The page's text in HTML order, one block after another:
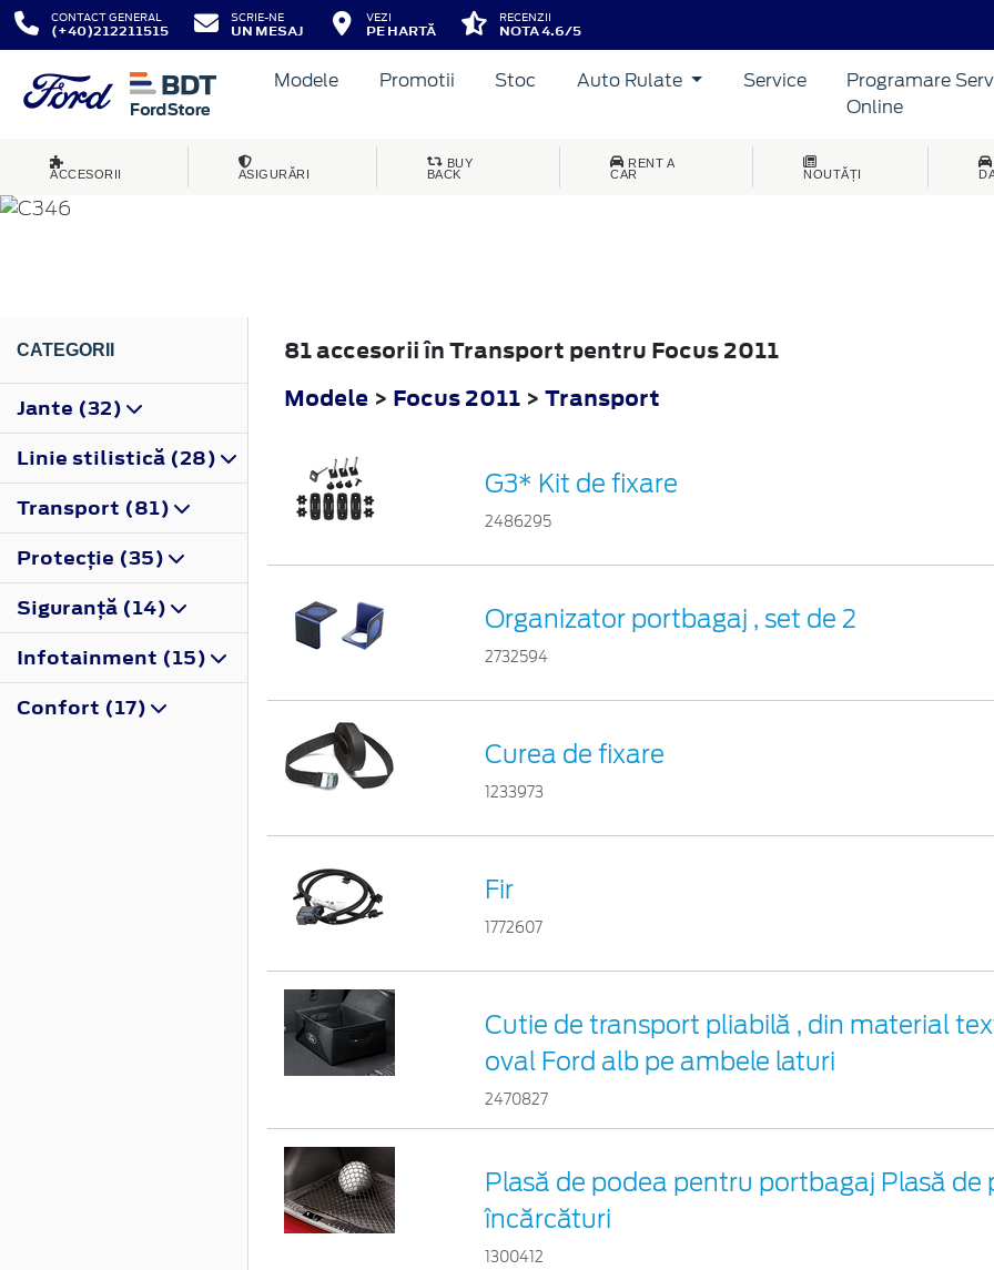
CONTACT GENERAL
(+40)212211515
SCRIE-NE
UN MESAJ
VEZI
PE HARTĂ
RECENZII
NOTA 4.6/5
Modele Promotii Stoc Auto Rulate Service
Programare
Online
ACCESORII ASIGURĂRI
BUY
BACK
RENT A
CAR
NOUTĂȚI
FOCUS
CATEGORII
Jante (32)
Linie stilistică (28)
Transport (81)
Protecţie (35)
Siguranţă (14)
Infotainment (15)
Confort (17)
81 accesorii în Transport pentru Focus 2011
Modele > Focus 2011 > Transport
G3* Kit de fixare
2486295
Organizator portbagaj , set de 2
2732594
Curea de fixare
1233973
Fir
1772607
Cutie de transport pliabilă , din material
oval Ford alb pe ambele laturi
2470827
Plasă de podea pentru portbagaj Plasă de
încărcături
1300412